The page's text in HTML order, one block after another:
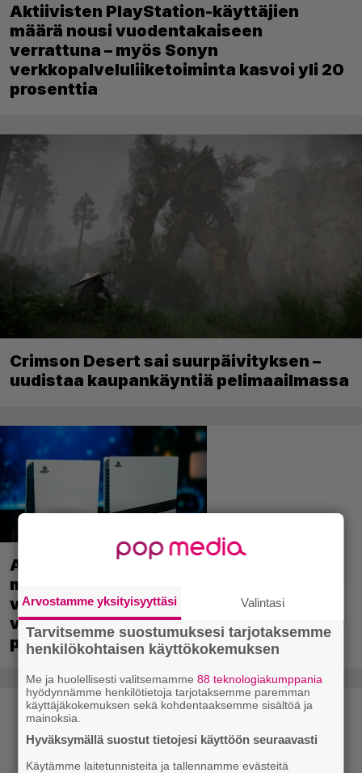
Aktiivisten PlayStation-käyttäjien
määrä nousi vuodentakaiseen
verrattuna – myös Sonyn
verkkopalveluliiketoiminta kasvoi yli 20
prosenttia
Crimson Desert sai suurpäivityksen –
uudistaa kaupankäyntiä pelimaailmassa
Aktiivisten PlayStation-käyttäjien
määrä nousi vuodentakaiseen
verrattuna – Sonyn
verkkopalveluliiketoiminta kasvoi yli 20
prosenttia
Arvostamme yksityisyyttäsi Valintasi
Tarvitsemme suostumuksesi tarjotaksemme
henkilökohtaisen käyttökokemuksen
Me ja huolellisesti valitsemamme88 teknologiakumppania
hyödynnämme henkilötietoja tarjotaksemme paremman
käyttäjäkokemuksen sekä kohdentaaksemme sisältöä ja
mainoksia.
Hyväksymällä suostut tietojesi käyttöön seuraavasti
Käytämme laitetunnisteita ja tallennamme evästeitä